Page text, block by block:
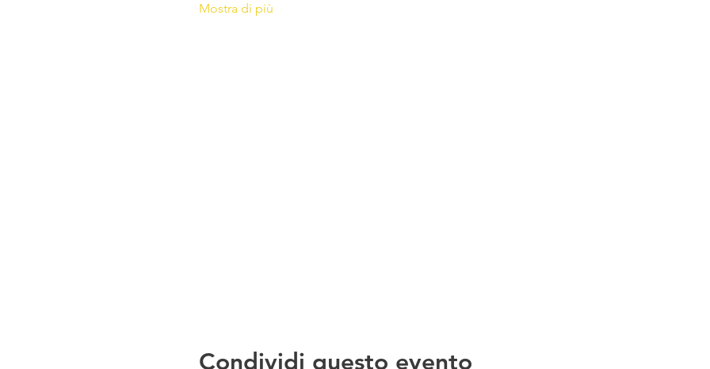
Mostra di più
Condividi questo evento